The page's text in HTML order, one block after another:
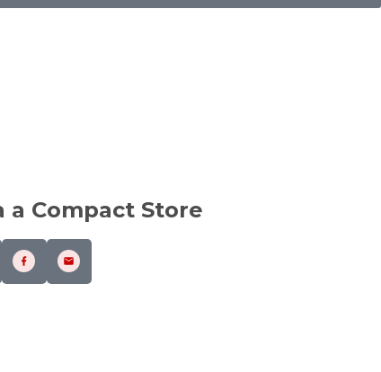
a Compact Store